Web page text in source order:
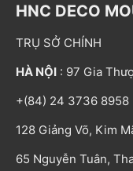
HNC DECO
TRỤ SỞ CHÍNH
HÀ NỘI : 97 Gia
+(84) 24 3736 8958
128 Giảng Võ, Kim
65 Nguyễn Tuân,